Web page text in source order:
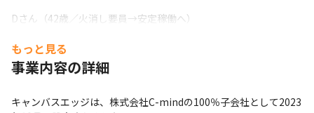
Dさん（42歳／火消し要員→安定稼働へ）
転職後はスキルを活かせる設計フェーズ中心の案件に参画し、就
業環境を劇的に改善。年収も30万円UP。
ーが多数！
もっと見る
事業内容の詳細
キャンバスエッジは、株式会社C-mindの100％子会社として2023